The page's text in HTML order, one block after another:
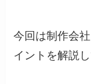
今回は制作会
イントを解説